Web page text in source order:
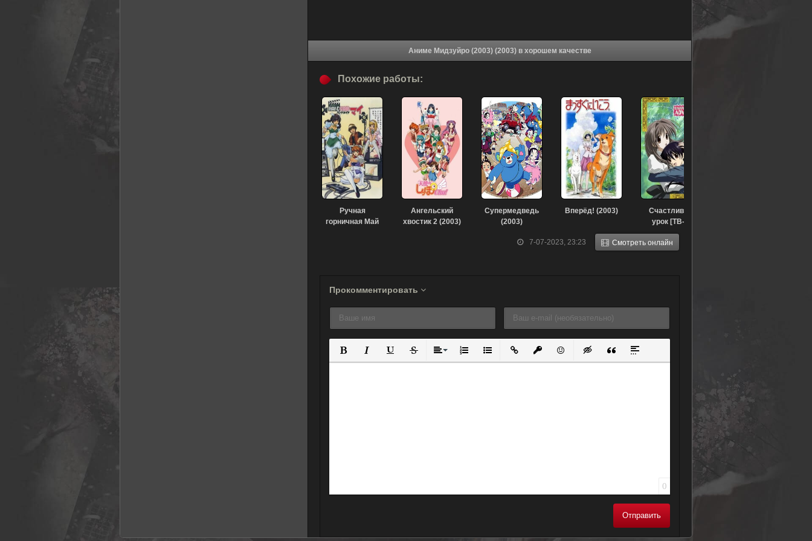
Аниме Мидзуйро (2003) (2003) в хорошем качестве
7-07-2023, 23:23 Смотреть онлайн
Похожие работы:
Ручная
горничная Май
Ангельский
хвостик 2 (2003)
Супермедведь
(2003)
Вперёд! (2003)
Счастливый
урок [ТВ-2]
(2003)
Прокомментировать
Полужирный
КурсивПодчеркнутый
ЗачеркнутыйВыравнивание
Нумерованный список
Маркированный список
Вставить ссылку
Вставить защищенную ссылку
Вставить смайлик
Вставка скрытого текста
Вставка цитаты
Вставка спойлера
0
Отправить